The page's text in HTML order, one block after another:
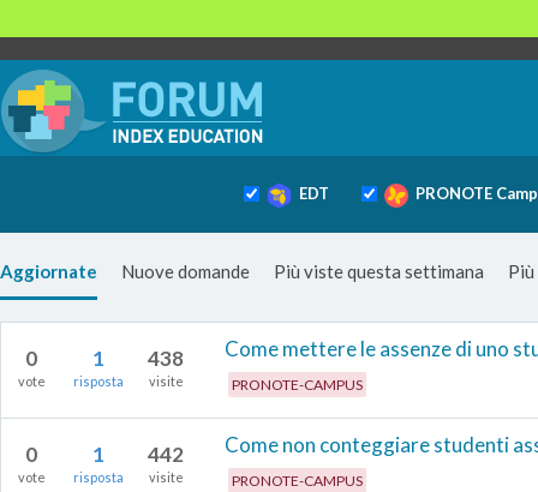
EDT PRONOTE
Aggiornate Nuove domande Più viste questa settimana
0
vote
1
risposta
438
visite
Come mettere le assenze di uno
PRONOTE-CAMPUS
0
vote
1
risposta
442
visite
Come non conteggiare studenti
PRONOTE-CAMPUS